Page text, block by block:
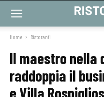
Home Ristoranti
Il maestro nella
raddoppia il
e Villa